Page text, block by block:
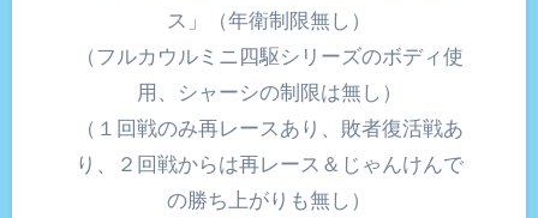
ス」（年衛制限無し）
（フルカウルミニ四駆シリーズのボディ使
用、シャーシの制限は無し）
（１回戦のみ再レースあり、敗者復活戦あ
り、２回戦からは再レース＆じゃんけんで
の勝ち上がりも無し）